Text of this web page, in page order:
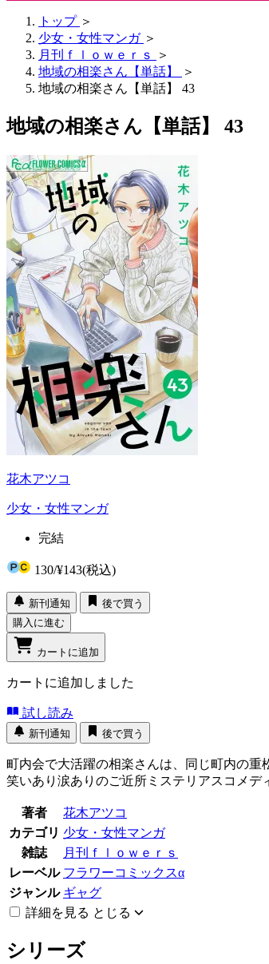
トップ ＞
少女・女性マンガ ＞
月刊ｆｌｏｗｅｒｓ
＞
地域の相楽さん【単話】
＞
地域の相楽さん【単話】 43
地域の相楽さん【単話】 43
花木アツコ
少女・女性マンガ
完結
130/¥143(税込)
新刊通知
後で買う
購入に進む
カートに追加
カートに追加しました
試し読み
新刊通知 後で買う
町内会で大活躍の相楽さんは、同じ町内の
笑いあり涙ありのご近所ミステリアスコメデ
著者
花木アツコ
カテゴリ 少女・女性マンガ
雑誌
月刊ｆｌｏｗｅｒｓ
レーベル フラワーコミックスα
ジャンル ギャグ
詳細を見る とじる
シリーズ